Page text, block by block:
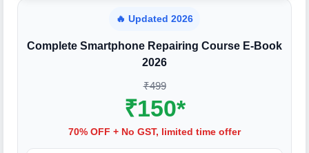
🔥 Updated 2026
Complete Smartphone Repairing Course E-Book
2026
₹499
₹150*
70% OFF + No GST, limited time offer